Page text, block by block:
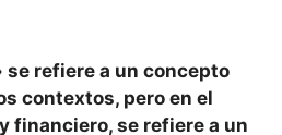
se refiere a un concepto
contextos, pero en el
financiero, se refiere a un